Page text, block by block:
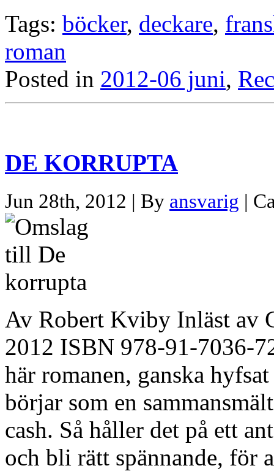
Tags: böcker, deckare,
roman
Posted in 2012-06 juni,
DE KORRUPTA
Jun 28th, 2012 | By ansvarig |
Av Robert Kviby Inläst av
2012 ISBN 978-91-7036-
här romanen, ganska
börjar som en
cash. Så håller det på ett
och bli rätt spännande,